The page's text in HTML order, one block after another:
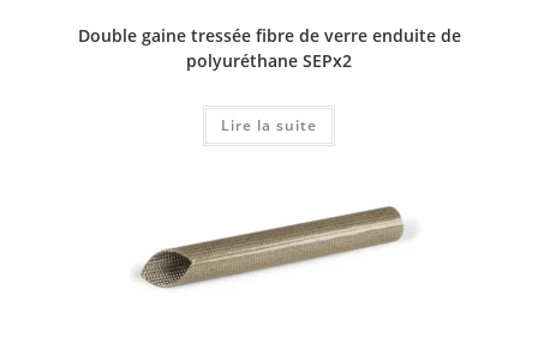
Double gaine tressée fibre de verre enduite de
polyuréthane SEPx2
Lire la suite